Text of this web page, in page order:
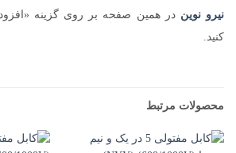
نیرو نوین در همین صفحه بر روی گزینه
کنید.
محصولات مرتبط